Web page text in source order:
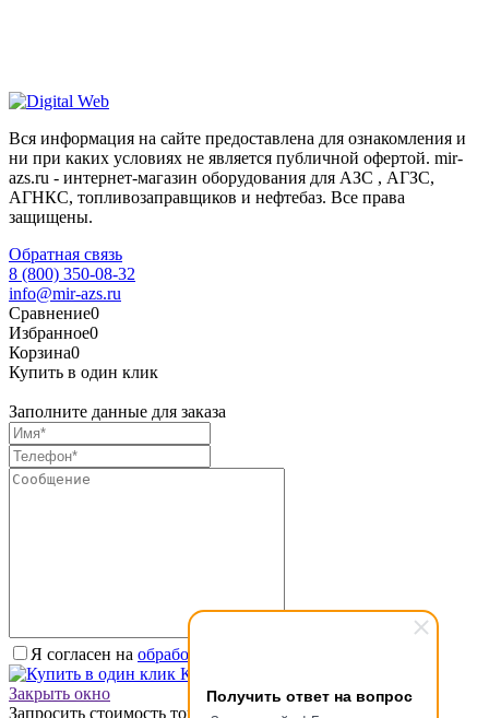
Получить ответ на вопрос
Вся информация на сайте предоставлена для ознакомления и
ни при каких условиях не является публичной офертой. mir-
azs.ru - интернет-магазин оборудования для АЗС , АГЗС,
АГНКС, топливозаправщиков и нефтебаз. Все права
защищены.
Обратная связь
8 (800) 350-08-32
info@mir-azs.ru
Сравнение0
Избранное0
Корзина0
Купить в один клик
Заполните данные для заказа
Я согласен на обработку персональных данных.
Купить в один клик
Закрыть окно
Запросить стоимость товара